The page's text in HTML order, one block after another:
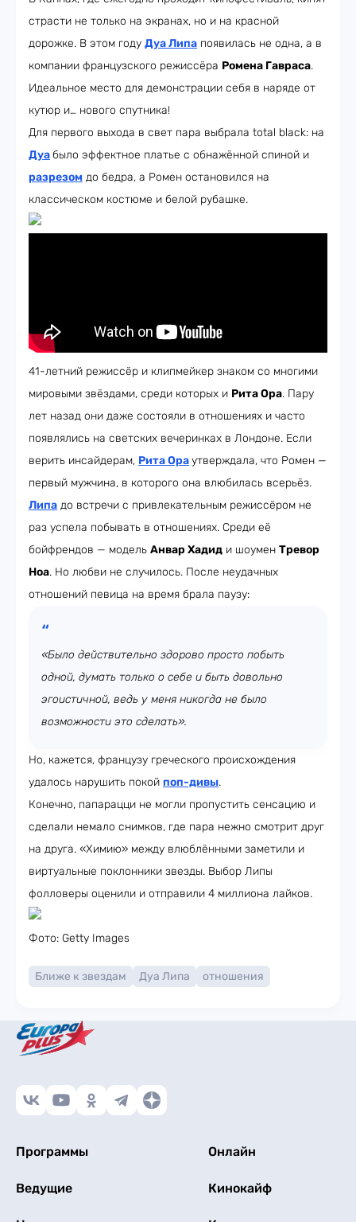
страсти не только на экранах, но и на красной
дорожке. В этом году Дуа Липа появилась не одна, а в
компании французского режиссёра Ромена Гавраса.
Идеальное место для демонстрации себя в наряде от
кутюр и… нового спутника!
Для первого выхода в свет пара выбрала total black: на
Дуа было эффектное платье с обнажённой спиной и
разрезом до бедра, а Ромен остановился на
классическом костюме и белой рубашке.
41-летний режиссёр и клипмейкер знаком со многими
мировыми звёздами, среди которых и Рита Ора. Пару
лет назад они даже состояли в отношениях и часто
появлялись на светских вечеринках в Лондоне. Если
верить инсайдерам, Рита Ораутверждала, что Ромен —
первый мужчина, в которого она влюбилась всерьёз.
Липа до встречи с привлекательным режиссёром не
раз успела побывать в отношениях. Среди её
бойфрендов — модель Анвар Хадид и шоумен Тревор
Ноа. Но любви не случилось. После неудачных
отношений певица на время брала паузу:
«Было действительно здорово просто побыть
одной, думать только о себе и быть довольно
эгоистичной, ведь у меня никогда не было
возможности это сделать».
Но, кажется, французу греческого происхождения
удалось нарушить покой поп-дивы.
Конечно, папарацци не могли пропустить сенсацию и
сделали немало снимков, где пара нежно смотрит друг
на друга. «Химию» между влюблёнными заметили и
виртуальные поклонники звезды. Выбор Липы
фолловеры оценили и отправили 4 миллиона лайков.
Фото: Getty Images
Ближе к звездам Дуа Липа отношения
Программы Онлайн
Ведущие Кинокайф